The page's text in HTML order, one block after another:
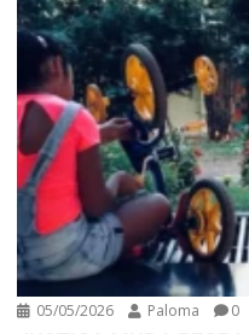
05/05/2026 Paloma 0